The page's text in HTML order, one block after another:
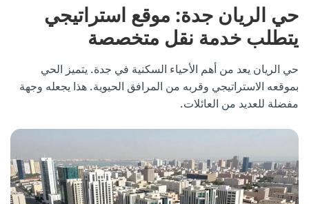
حي الريان جدة: موقع استراتيجي
يتطلب خدمة نقل متخصصة
حي الريان يعد من أهم الأحياء السكنية في جدة. يتميز الحي
بموقعه الاستراتيجي وقربه من المرافق الحيوية. هذا يجعله وجهة
مفضلة للعديد من العائلات.